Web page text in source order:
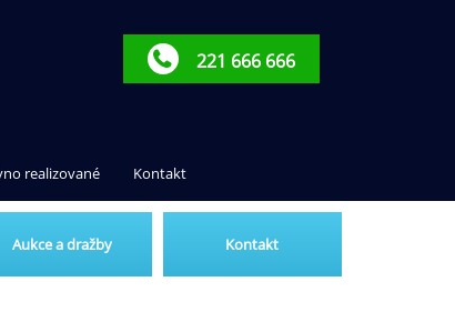
221 666 666
realizované Kontakt
Aukce a dražby Kontakt